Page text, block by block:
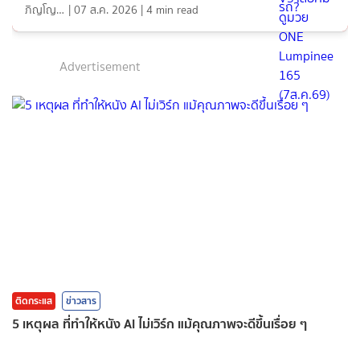
ภิญโญ ส่องแสง |07 ส.ค. 2026 |4 min read
Advertisement
ติดกระแส ข่าวสาร
5 เหตุผล ที่ทำให้หนัง AI ไม่เวิร์ก แม้คุณภาพจะดีขึ้นเรื่อย ๆ